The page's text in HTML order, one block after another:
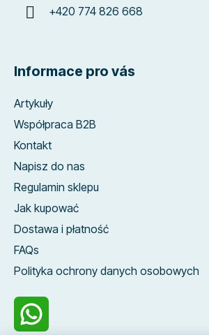
+420 774 826 668
Informace pro vás
Artykuły
Współpraca B2B
Kontakt
Napisz do nas
Regulamin sklepu
Jak kupować
Dostawa i płatność
FAQs
Polityka ochrony danych osobowych